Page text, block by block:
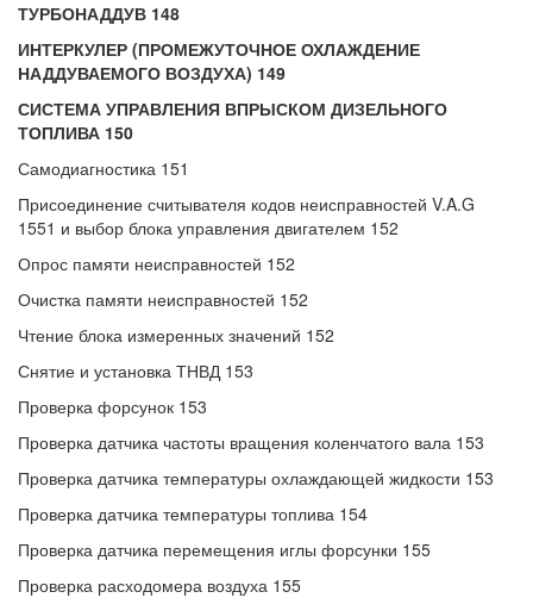
ТУРБОНАДДУВ 148
ИНТЕРКУЛЕР (ПРОМЕЖУТОЧНОЕ ОХЛАЖДЕНИЕ
НАДДУВАЕМОГО ВОЗДУХА) 149
СИСТЕМА УПРАВЛЕНИЯ ВПРЫСКОМ ДИЗЕЛЬНОГО
ТОПЛИВА 150
Самодиагностика 151
Присоединение считывателя кодов неисправностей V.A.G
1551 и выбор блока управления двигателем 152
Опрос памяти неисправностей 152
Очистка памяти неисправностей 152
Чтение блока измеренных значений 152
Снятие и установка ТНВД 153
Проверка форсунок 153
Проверка датчика частоты вращения коленчатого вала 153
Проверка датчика температуры охлаждающей жидкости 153
Проверка датчика температуры топлива 154
Проверка датчика перемещения иглы форсунки 155
Проверка расходомера воздуха 155